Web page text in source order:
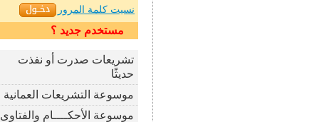
نسيت كلمة المرور
مستخدم جديد ؟
تشريعات صدرت أو نفذت
حديثًا
موسوعة التشريعات العمانية
موسوعة الأحكــــام والفتاوى